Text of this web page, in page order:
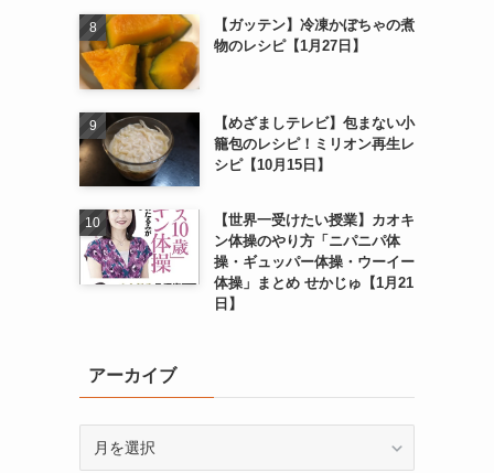
【ガッテン】冷凍かぼちゃの煮
物のレシピ【1月27日】
【めざましテレビ】包まない小
籠包のレシピ！ミリオン再生レ
シピ【10月15日】
【世界一受けたい授業】カオキ
ン体操のやり方「ニパニパ体
操・ギュッパー体操・ウーイー
体操」まとめ せかじゅ【1月21
日】
アーカイブ